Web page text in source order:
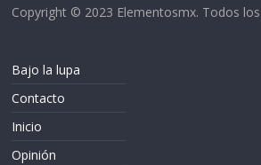
Copyright © 2023 Elementosmx. Todos
Bajo la lupa
Contacto
Inicio
Opinión